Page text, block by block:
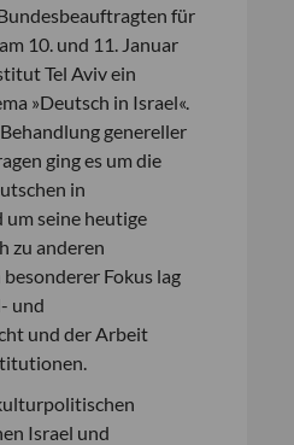
für
10. und 11. Januar
Tel Aviv ein
»Deutsch in Israel«.
genereller
ging es um die
in
seine heutige
zu anderen
Fokus lag
und
und der Arbeit
Israel und